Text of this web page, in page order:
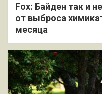
Fox: Байден так и
от выброса
месяца